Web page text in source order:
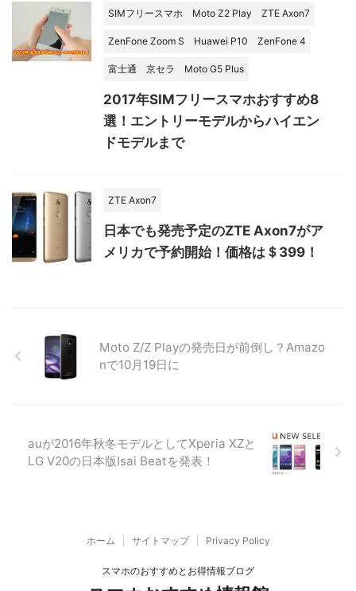
SIMフリースマホ Moto Z2 Play ZTE Axon7
ZenFone Zoom S Huawei P10 ZenFone 4
富士通 京セラ Moto G5 Plus
2017年SIMフリースマホおすすめ8
選！エントリーモデルからハイエン
ドモデルまで
ZTE Axon7
日本でも発売予定のZTE Axon7がア
メリカで予約開始！価格は＄399！
Moto Z/Z Playの発売日が前倒し？Amazo
nで10月19日に
auが2016年秋冬モデルとしてXperia XZと
LG V20の日本版Isai Beatを発表！
ホーム サイトマップ Privacy Policy
スマホのおすすめとお得情報ブログ